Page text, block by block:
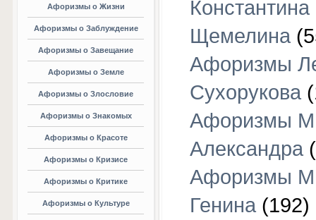
Афоризмы о Жизни
Афоризмы о Заблуждение
Афоризмы о Завещание
Афоризмы о Земле
Афоризмы о Злословие
Афоризмы о Знакомых
Афоризмы о Красоте
Афоризмы о Кризисе
Афоризмы о Критике
Афоризмы о Культуре
Константина
Щемелина
Афоризмы
Сухорукова
Афоризмы
Александра
Афоризмы
Генина (192)